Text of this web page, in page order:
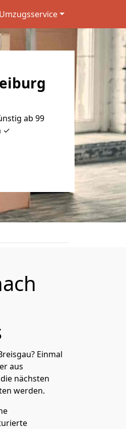
Umzugsservice
ab 99
✓
Einmal
aus
nächsten
werden.